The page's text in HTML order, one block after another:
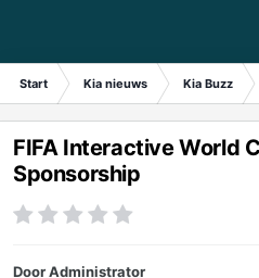
Start Kia nieuws Kia Buzz
FIFA Interactive World
Sponsorship
DoorAdministrator